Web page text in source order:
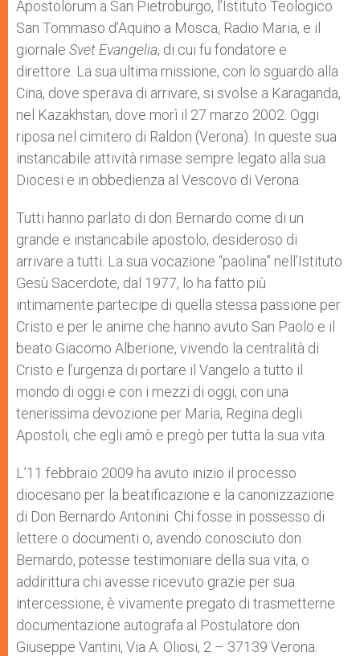
Apostolorum a San Pietroburgo, l’Istituto Teologico
San Tommaso d’Aquino a Mosca, Radio Maria, e il
giornale Svet Evangelia, di cui fu fondatore e
direttore. La sua ultima missione, con lo sguardo alla
Cina, dove sperava di arrivare, si svolse a Karaganda,
nel Kazakhstan, dove morì il 27 marzo 2002. Oggi
riposa nel cimitero di Raldon (Verona). In queste sua
instancabile attività rimase sempre legato alla sua
Diocesi e in obbedienza al Vescovo di Verona.
Tutti hanno parlato di don Bernardo come di un
grande e instancabile apostolo, desideroso di
arrivare a tutti. La sua vocazione “paolina” nell’Istituto
Gesù Sacerdote, dal 1977, lo ha fatto più
intimamente partecipe di quella stessa passione per
Cristo e per le anime che hanno avuto San Paolo e il
beato Giacomo Alberione, vivendo la centralità di
Cristo e l’urgenza di portare il Vangelo a tutto il
mondo di oggi e con i mezzi di oggi, con una
tenerissima devozione per Maria, Regina degli
Apostoli, che egli amò e pregò per tutta la sua vita.
L’11 febbraio 2009 ha avuto inizio il processo
diocesano per la beatificazione e la canonizzazione
di Don Bernardo Antonini. Chi fosse in possesso di
lettere o documenti o, avendo conosciuto don
Bernardo, potesse testimoniare della sua vita, o
addirittura chi avesse ricevuto grazie per sua
intercessione, è vivamente pregato di trasmetterne
documentazione autografa al Postulatore don
Giuseppe Vantini, Via A. Oliosi, 2 – 37139 Verona.